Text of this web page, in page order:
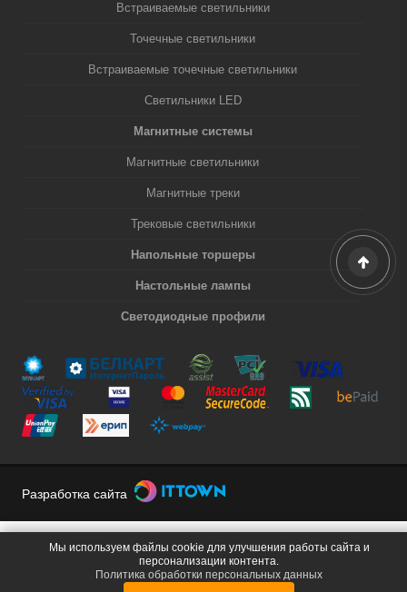
Встраиваемые светильники
Точечные светильники
Встраиваемые точечные светильники
Светильники LED
Магнитные системы
Магнитные светильники
Магнитные треки
Трековые светильники
Напольные торшеры
Настольные лампы
Светодиодные профили
Разработка сайта
Мы используем файлы cookie для улучшения работы сайта и
персонализации контента.
Политика обработки персональных данных